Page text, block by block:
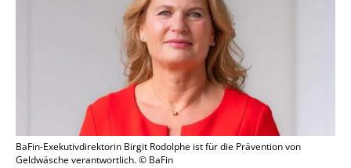
BaFin-Exekutivdirektorin Birgit Rodolphe ist für die Prävention von
Geldwäsche verantwortlich. © BaFin